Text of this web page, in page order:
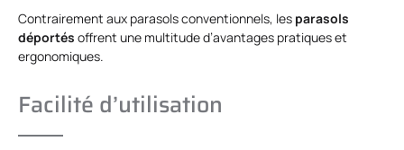
Contrairement aux parasols conventionnels, les parasols
déportés offrent une multitude d’avantages pratiques et
ergonomiques.
Facilité d’utilisation